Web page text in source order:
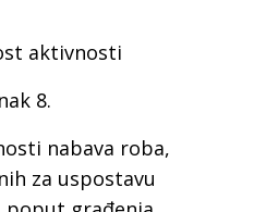
aktivnosti
8.
nabava roba,
za uspostavu